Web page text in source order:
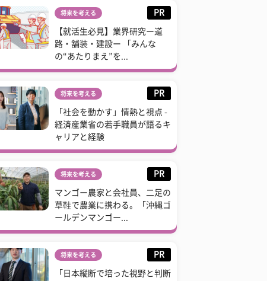
将来を考える PR
【就活生必見】業界研究ー道
路・舗装・建設ー 「みんな
の“あたりまえ”を...
将来を考える PR
「社会を動かす」情熱と視点 -
経済産業省の若手職員が語るキ
ャリアと経験
将来を考える PR
マンゴー農家と会社員、二足の
草鞋で農業に携わる。「沖縄ゴ
ールデンマンゴー...
将来を考える PR
「日本縦断で培った視野と判断